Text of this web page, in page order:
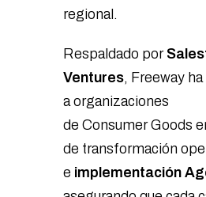
regional.
Respaldado por
Ventures, Freeway
a organizaciones
de Consumer Goods
de transformación
e implementación